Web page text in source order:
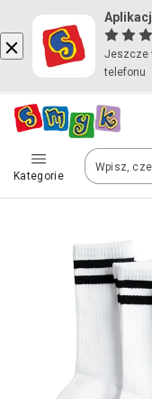
Jeszcze
telefonu
Kategorie
Polska (Poland)
Twoje zamówienia
Polski
Po zmianie kraju